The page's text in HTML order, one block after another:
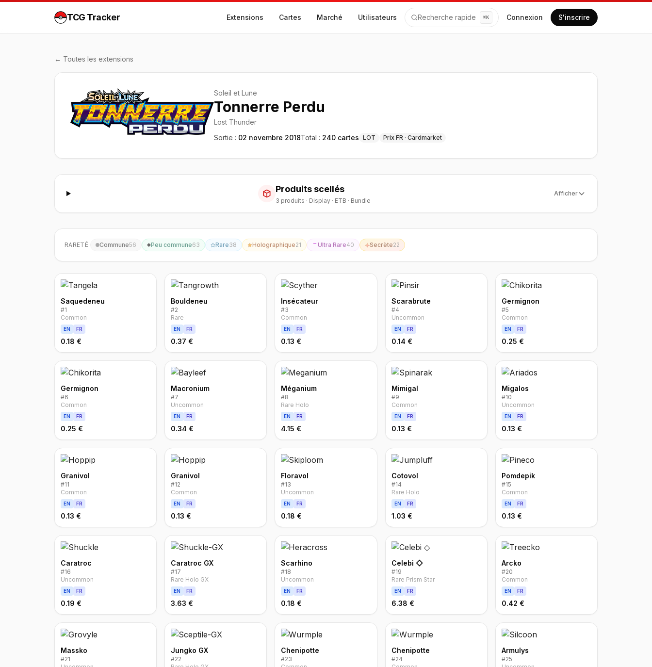
TCG Tracker Extensions Cartes Marché Utilisateurs Recherche rapide ⌘K Connexion S'inscrire
← Toutes les extensions
Soleil et Lune
Tonnerre Perdu
Lost Thunder
Sortie : 02 novembre 2018Total : 240 cartes LOT Prix FR · Cardmarket
Produits scellés
3 produits · Display · ETB · Bundle
Afficher
RARETÉ Commune56 Peu commune63 Rare38 Holographique21 Ultra Rare40 Secrète22
Saquedeneu
#1
Common
EN FR
0.18 €
Bouldeneu
#2
Rare
EN FR
0.37 €
Insécateur
#3
Common
EN FR
0.13 €
Scarabrute
#4
Uncommon
EN FR
0.14 €
Germignon
#5
Common
EN FR
0.25 €
Germignon
#6
Common
EN FR
0.25 €
Macronium
#7
Uncommon
EN FR
0.34 €
Méganium
#8
Rare Holo
EN FR
4.15 €
Mimigal
#9
Common
EN FR
0.13 €
Migalos
#10
Uncommon
EN FR
0.13 €
Granivol
#11
Common
EN FR
0.13 €
Granivol
#12
Common
EN FR
0.13 €
Floravol
#13
Uncommon
EN FR
0.18 €
Cotovol
#14
Rare Holo
EN FR
1.03 €
Pomdepik
#15
Common
EN FR
0.13 €
Caratroc
#16
Uncommon
EN FR
0.19 €
Caratroc GX
#17
Rare Holo GX
EN FR
3.63 €
Scarhino
#18
Uncommon
EN FR
0.18 €
Celebi ◇
#19
Rare Prism Star
EN FR
6.38 €
Arcko
#20
Common
EN FR
0.42 €
Massko
#21
Jungko GX
#22
Chenipotte
#23
Chenipotte
#24
Armulys
#25